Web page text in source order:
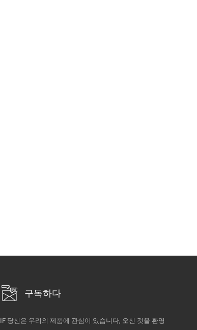
구독하다
IF 당신은 우리의 제품에 관심이 있습니다, 오신 것을 환영